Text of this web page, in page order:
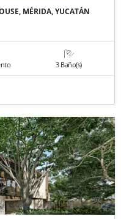
MÉRIDA, YUCATÁN
3 Baño(s)